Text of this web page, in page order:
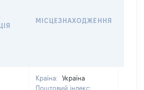
МІСЦЕЗНАХОДЖЕННЯ
Країна:
Україна
Поштовий індекс: